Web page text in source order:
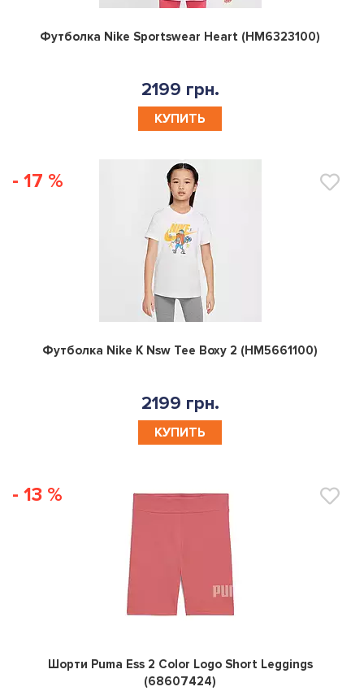
0
Футболка Nike Sportswear Heart (HM6323100)
2199 грн.
КУПИТЬ
- 17 %
0
Футболка Nike K Nsw Tee Boxy 2 (HM5661100)
2199 грн.
КУПИТЬ
- 13 %
0
Шорти Puma Ess 2 Color Logo Short Leggings
(68607424)